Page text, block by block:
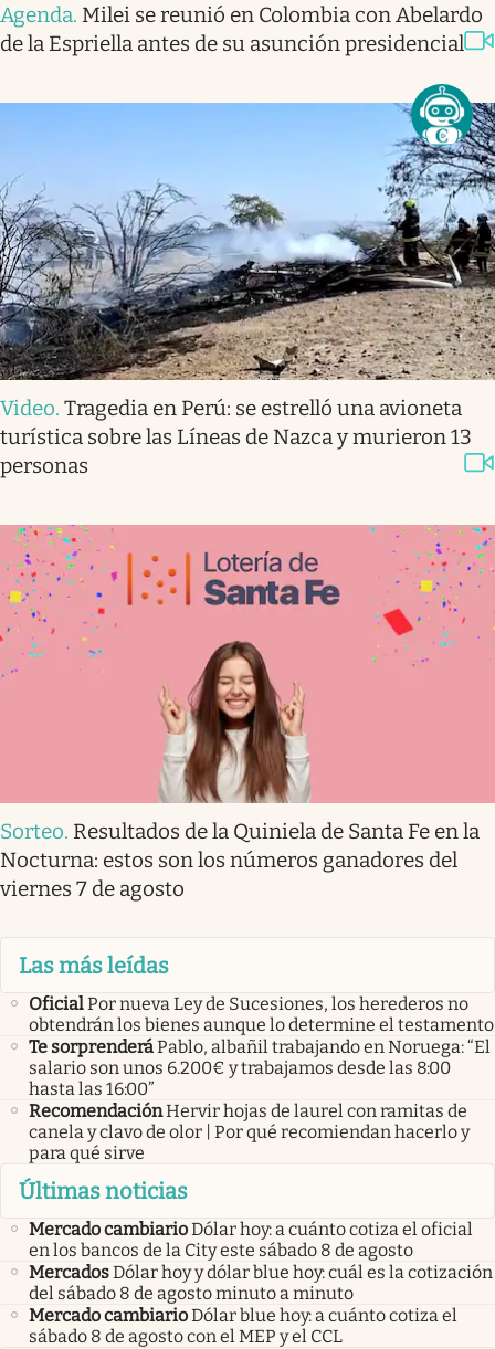
Agenda. Milei se reunió en Colombia con Abelardo
de la Espriella antes de su asunción presidencial
Video. Tragedia en Perú: se estrelló una avioneta
turística sobre las Líneas de Nazca y murieron 13
personas
Sorteo. Resultados de la Quiniela de Santa Fe en la
Nocturna: estos son los números ganadores del
viernes 7 de agosto
Las más leídas
OficialPor nueva Ley de Sucesiones, los herederos no
obtendrán los bienes aunque lo determine el testamento
Te sorprenderáPablo, albañil trabajando en Noruega: “El
salario son unos 6.200€ y trabajamos desde las 8:00
hasta las 16:00”
RecomendaciónHervir hojas de laurel con ramitas de
canela y clavo de olor | Por qué recomiendan hacerlo y
para qué sirve
Últimas noticias
Mercado cambiarioDólar hoy: a cuánto cotiza el oficial
en los bancos de la City este sábado 8 de agosto
MercadosDólar hoy y dólar blue hoy: cuál es la cotización
del sábado 8 de agosto minuto a minuto
Mercado cambiarioDólar blue hoy: a cuánto cotiza el
sábado 8 de agosto con el MEP y el CCL